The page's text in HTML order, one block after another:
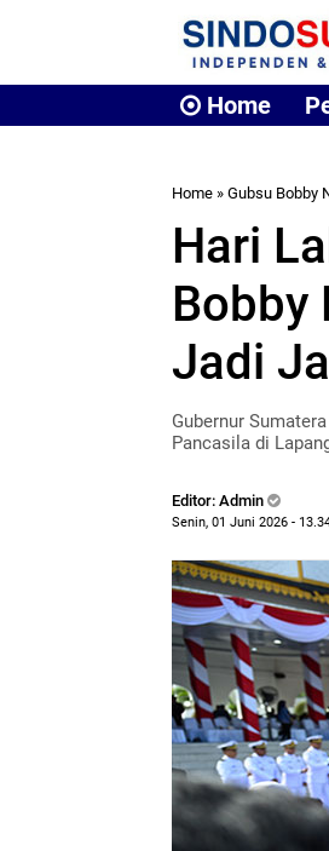
Home
Home » Gubsu Bobby
Hari
Bobby
Jadi
Gubernur
Pancasila di
Editor: Admin
Senin, 01 Juni 2026 -